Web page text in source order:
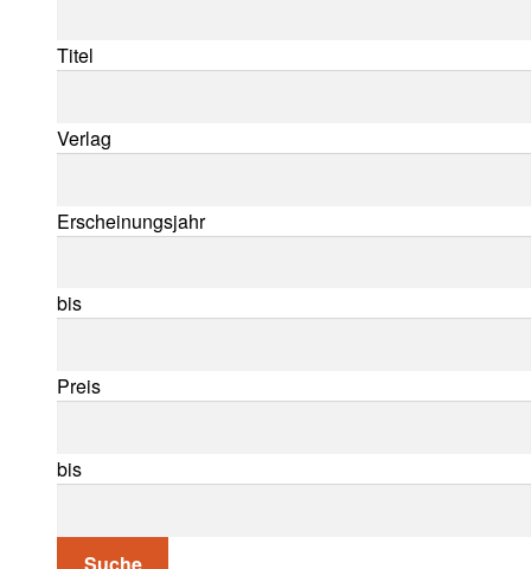
Titel
Verlag
Erscheinungsjahr
bis
Preis
bis
Suche